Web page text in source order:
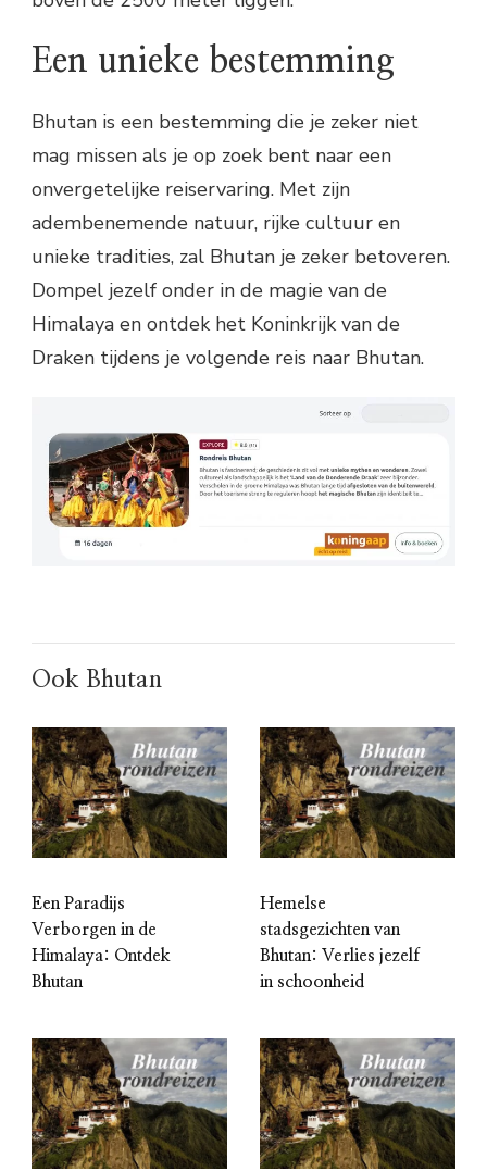
Een unieke bestemming
Bhutan is een bestemming die je zeker niet
mag missen als je op zoek bent naar een
onvergetelijke reiservaring. Met zijn
adembenemende natuur, rijke cultuur en
unieke tradities, zal Bhutan je zeker betoveren.
Dompel jezelf onder in de magie van de
Himalaya en ontdek het Koninkrijk van de
Draken tijdens je volgende reis naar Bhutan.
Ook Bhutan
Een Paradijs
Verborgen in de
Himalaya: Ontdek
Bhutan
Hemelse
stadsgezichten van
Bhutan: Verlies jezelf
in schoonheid